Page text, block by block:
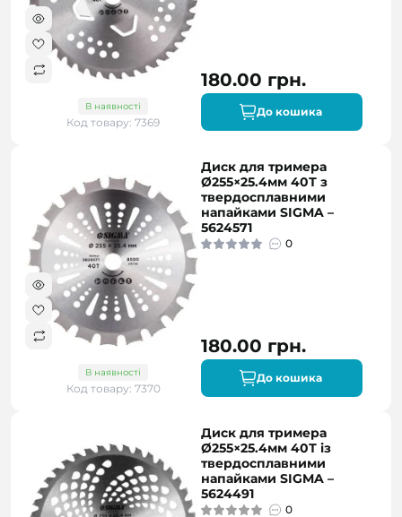
В наявності
Код товару: 7369
180.00 грн.
До кошика
В наявності
Код товару: 7370
Диск для тримера
Ø255×25.4мм 40Т з
твердосплавними
напайками SIGMA –
5624571
0
180.00 грн.
До кошика
Диск для тримера
Ø255×25.4мм 40Т із
твердосплавними
напайками SIGMA –
5624491
0